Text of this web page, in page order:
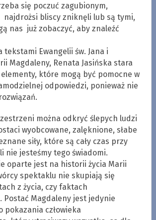
się poczuć zagubionym,
najdrożsi bliscy zniknęli lub są tymi,
nas już zobaczyć, aby znaleźć
tekstami Ewangelii św. Jana i
Magdaleny, Renata Jasińska stara
które mogą być pomocne w
odpowiedzi, ponieważ nie
można odkryć ślepych ludzi
wyobcowane, zalęknione, słabe
siły, które są cały czas przy
nie jesteśmy tego świadomi.
oparte jest na historii życia Marii
spektaklu nie skupiają się
z życia, czy faktach
Postać Magdaleny jest jedynie
pokazania człowieka